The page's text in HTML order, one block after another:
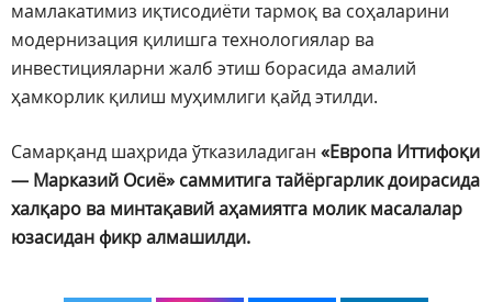
мамлакатимиз иқтисодиёти тармоқ ва соҳаларини
модернизация қилишга технологиялар ва
инвестицияларни жалб этиш борасида амалий
ҳамкорлик қилиш муҳимлиги қайд этилди.
Самарқанд шаҳрида ўтказиладиган «Европа Иттифоқи
— Марказий Осиё» саммитига тайёргарлик доирасида
халқаро ва минтақавий аҳамиятга молик масалалар
юзасидан фикр алмашилди.